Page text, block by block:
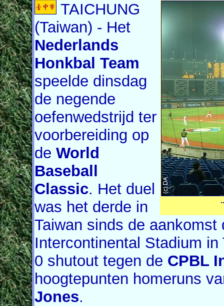
TAICHUNG
(Taiwan) - Het
Nederlands
Honkbal Team
speelde dinsdag
de negende
oefenwedstrijd ter
voorbereiding op
de World
Baseball
Classic. Het duel
was het derde in
Taiwan sinds de
Intercontinental Stadium
0 shutout tegen de CPBL
hoogtepunten homeruns
Jones.